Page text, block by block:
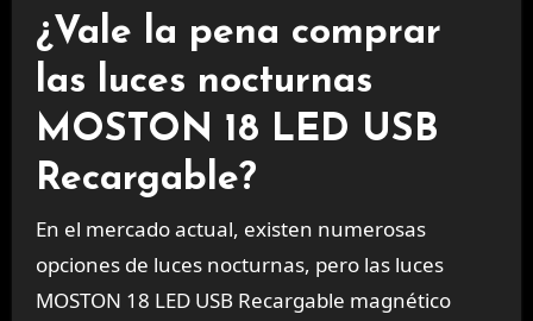
¿Vale la pena comprar
las luces nocturnas
MOSTON 18 LED USB
Recargable?
En el mercado actual, existen numerosas
opciones de luces nocturnas, pero las luces
MOSTON 18 LED USB Recargable magnético